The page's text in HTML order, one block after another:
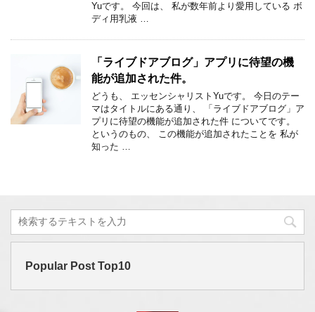
Yuです。 今回は、 私が数年前より愛用している ボ
ディ用乳液 …
「ライブドアブログ」アプリに待望の機
能が追加された件。
どうも、 エッセンシャリストYuです。 今日のテー
マはタイトルにある通り、 「ライブドアブログ」ア
プリに待望の機能が追加された件 についてです。
というのもの、 この機能が追加されたことを 私が
知った …
Popular Post Top10